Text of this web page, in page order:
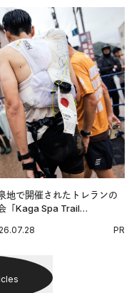
地で開催されたトレランの
「Kaga Spa Trail
夢見るランナーたちの奮闘PR